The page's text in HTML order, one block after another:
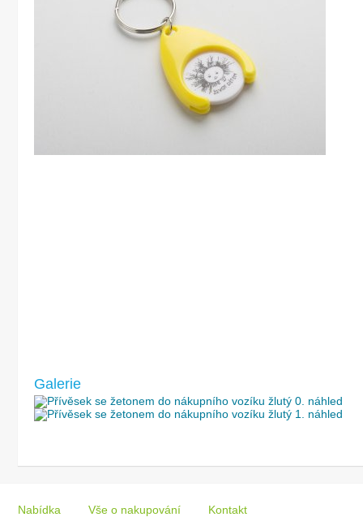
Galerie
Nabídka Vše o nakupování Kontakt